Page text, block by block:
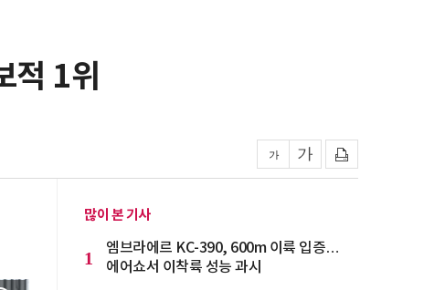
적 1위
많이 본 기사
1
엠브라에르 KC-390, 600m 이륙 입증…
에어쇼서 이착륙 성능 과시